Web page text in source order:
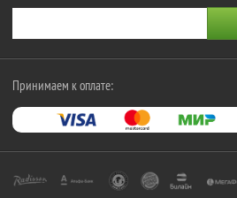
Принимаем к оплате: